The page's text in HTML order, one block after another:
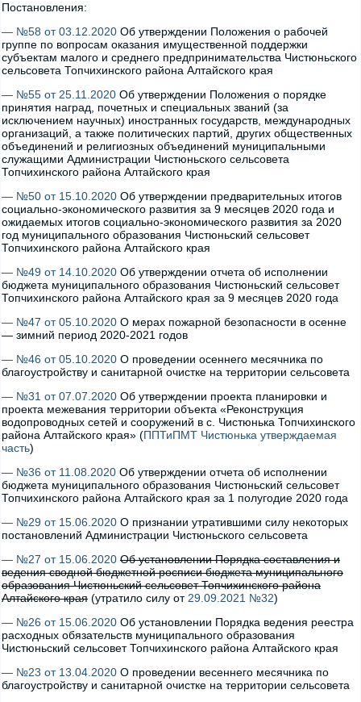
Постановления:
— №58 от 03.12.2020 Об утверждении Положения о рабочей
группе по вопросам оказания имущественной поддержки
субъектам малого и среднего предпринимательства Чистюньского
сельсовета Топчихинского района Алтайского края
— №55 от 25.11.2020 Об утверждении Положения о порядке
принятия наград, почетных и специальных званий (за
исключением научных) иностранных государств, международных
организаций, а также политических партий, других общественных
объединений и религиозных объединений муниципальными
служащими Администрации Чистюньского сельсовета
Топчихинского района Алтайского края
— №50 от 15.10.2020 Об утверждении предварительных итогов
социально-экономического развития за 9 месяцев 2020 года и
ожидаемых итогов социально-экономического развития за 2020
год муниципального образования Чистюньский сельсовет
Топчихинского района Алтайского края
— №49 от 14.10.2020 Об утверждении отчета об исполнении
бюджета муниципального образования Чистюньский сельсовет
Топчихинского района Алтайского края за 9 месяцев 2020 года
— №47 от 05.10.2020 О мерах пожарной безопасности в осенне
— зимний период 2020-2021 годов
— №46 от 05.10.2020 О проведении осеннего месячника по
благоустройству и санитарной очистке на территории сельсовета
— №31 от 07.07.2020 Об утверждении проекта планировки и
проекта межевания территории объекта «Реконструкция
водопроводных сетей и сооружений в с. Чистюнька Топчихинского
района Алтайского края» (ППТиПМТ Чистюнька утверждаемая
часть)
— №36 от 11.08.2020 Об утверждении отчета об исполнении
бюджета муниципального образования Чистюньский сельсовет
Топчихинского района Алтайского края за 1 полугодие 2020 года
— №29 от 15.06.2020 О признании утратившими силу некоторых
постановлений Администрации Чистюньского сельсовета
— №27 от 15.06.2020 Об установлении Порядка составления и
ведения сводной бюджетной росписи бюджета муниципального
образования Чистюньский сельсовет Топчихинского района
Алтайского края (утратило силу от 29.09.2021 №32)
— №26 от 15.06.2020 Об установлении Порядка ведения реестра
расходных обязательств муниципального образования
Чистюньский сельсовет Топчихинского района Алтайского края
— №23 от 13.04.2020 О проведении весеннего месячника по
благоустройству и санитарной очистке на территории сельсовета